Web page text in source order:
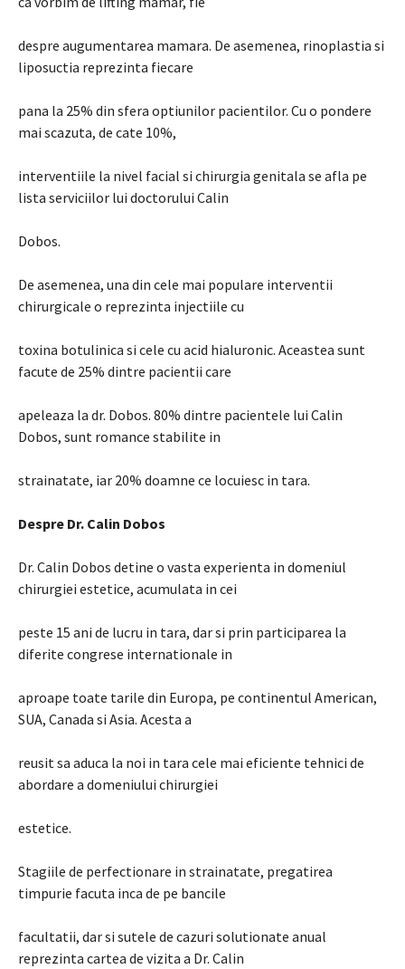
despre augumentarea mamara. De asemenea, rinoplastia si
liposuctia reprezinta fiecare
pana la 25% din sfera optiunilor pacientilor. Cu o pondere
mai scazuta, de cate 10%,
interventiile la nivel facial si chirurgia genitala se afla pe
lista serviciilor lui doctorului Calin
Dobos.
De asemenea, una din cele mai populare interventii
chirurgicale o reprezinta injectiile cu
toxina botulinica si cele cu acid hialuronic. Aceastea sunt
facute de 25% dintre pacientii care
apeleaza la dr. Dobos. 80% dintre pacientele lui Calin
Dobos, sunt romance stabilite in
strainatate, iar 20% doamne ce locuiesc in tara.
Despre Dr. Calin Dobos
Dr. Calin Dobos detine o vasta experienta in domeniul
chirurgiei estetice, acumulata in cei
peste 15 ani de lucru in tara, dar si prin participarea la
diferite congrese internationale in
aproape toate tarile din Europa, pe continentul American,
SUA, Canada si Asia. Acesta a
reusit sa aduca la noi in tara cele mai eficiente tehnici de
abordare a domeniului chirurgiei
estetice.
Stagiile de perfectionare in strainatate, pregatirea
timpurie facuta inca de pe bancile
facultatii, dar si sutele de cazuri solutionate anual
reprezinta cartea de vizita a Dr. Calin